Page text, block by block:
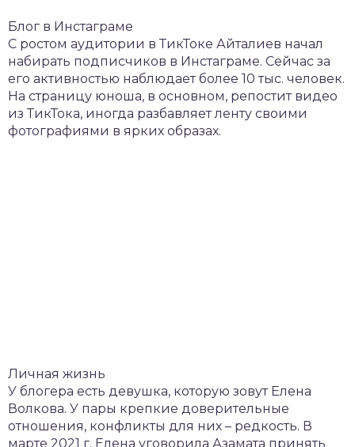
Блог в Инстаграме
С ростом аудитории в ТикТоке Айталиев начал
набирать подписчиков в Инстаграме. Сейчас за
его активностью наблюдает более 10 тыс. человек.
На страницу юноша, в основном, репостит видео
из ТикТока, иногда разбавляет ленту своими
фотографиями в ярких образах.
Личная жизнь
У блогера есть девушка, которую зовут Елена
Волкова. У пары крепкие доверительные
отношения, конфликты для них – редкость. В
марте 2021 г. Елена уговорила Азамата принять